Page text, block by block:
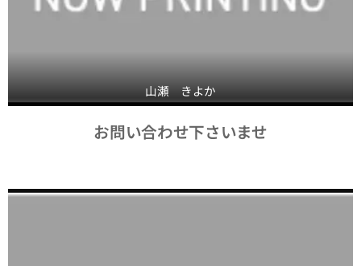
山瀬 きよか
お問い合わせ下さいませ